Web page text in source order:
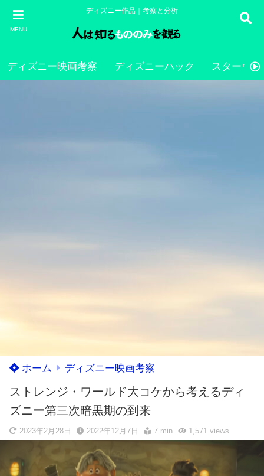
MENU
ディズニー作品｜考察と分析
ディズニー映画考察 ディズニーハック スターウォ
ホーム ディズニー映画考察
ストレンジ・ワールド大コケから考えるディ
ズニー第三次暗黒期の到来
2023年2月28日 2022年12月7日 7 min 1,571views